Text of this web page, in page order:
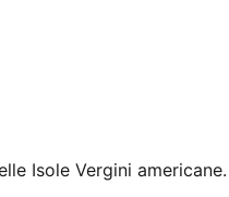
Isole Vergini